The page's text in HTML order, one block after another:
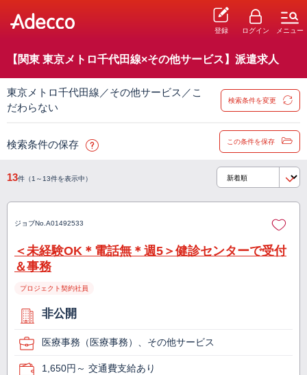
登録 ログイン メニュー
【関東 東京メトロ千代田線×その他サービス】派遣求人
東京メトロ千代田線／その他サービス／こ
だわらない
検索条件を変更
検索条件の保存 この条件を保存
13件（1～13件を表示中）
ジョブNo. A01492533
＜未経験OK＊電話無＊週5＞健診センターで受付
＆事務
プロジェクト契約社員
非公開
医療事務（医療事務）、その他サービス
1,650円～ 交通費支給あり